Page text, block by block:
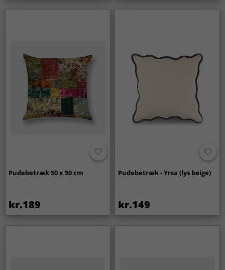
Pudebetræk 50 x 50 cm
kr.189
Pudebetræk - Yrsa (lys beige)
kr.149